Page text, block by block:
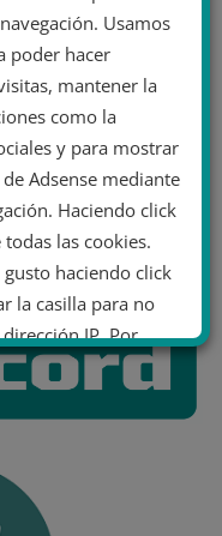
Usamos
poder hacer
mantener la
como la
y para mostrar
Adsense mediante
Haciendo click
las cookies.
haciendo click
la casilla para no
IP. Por
de cookies.
Aceptar cookies